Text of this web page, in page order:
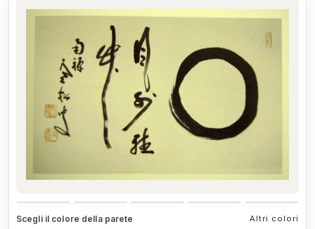
Scegli il colore della parete Altri colori